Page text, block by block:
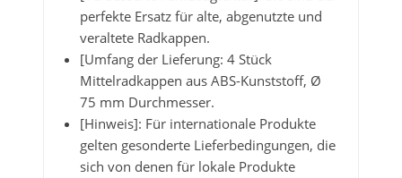
perfekte Ersatz für alte, abgenutzte und
veraltete Radkappen.
[Umfang der Lieferung: 4 Stück
Mittelradkappen aus ABS-Kunststoff, Ø
75 mm Durchmesser.
[Hinweis]: Für internationale Produkte
gelten gesonderte Lieferbedingungen, die
sich von denen für lokale Produkte